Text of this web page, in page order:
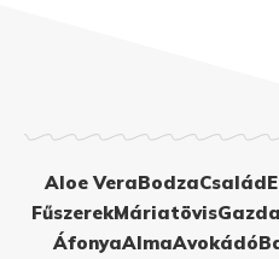
Aloe VeraBodzaCsalád
FűszerekMáriatövis
ÁfonyaAlmaAvokádó